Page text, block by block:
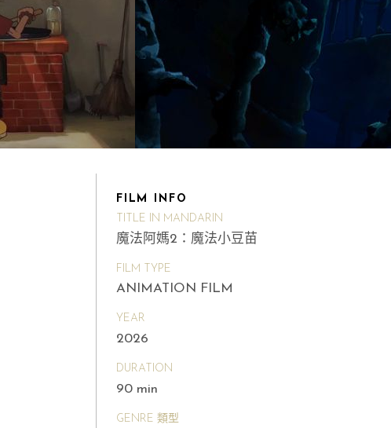
FILM INFO
TITLE IN MANDARIN
魔法阿媽2：魔法小豆苗
FILM TYPE
ANIMATION FILM
YEAR
2026
DURATION
90 min
GENRE 類型